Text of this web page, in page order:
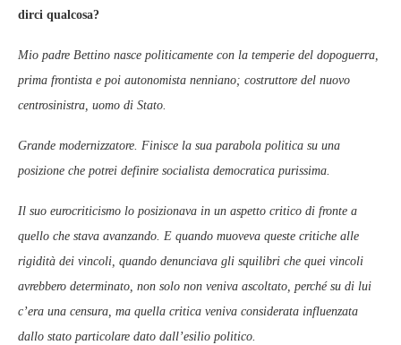
dirci qualcosa?
Mio padre Bettino nasce politicamente con la temperie del dopoguerra,
prima frontista e poi autonomista nenniano; costruttore del nuovo
centrosinistra, uomo di Stato.
Grande modernizzatore. Finisce la sua parabola politica su una
posizione che potrei definire socialista democratica purissima.
Il suo eurocriticismo lo posizionava in un aspetto critico di fronte a
quello che stava avanzando. E quando muoveva queste critiche alle
rigidità dei vincoli, quando denunciava gli squilibri che quei vincoli
avrebbero determinato, non solo non veniva ascoltato, perché su di lui
c’era una censura, ma quella critica veniva considerata influenzata
dallo stato particolare dato dall’esilio politico.